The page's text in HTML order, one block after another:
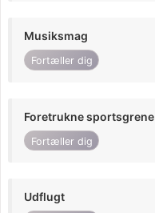
Musiksmag
Fortæller dig
Foretrukne sportsgrene
Fortæller dig
Udflugt